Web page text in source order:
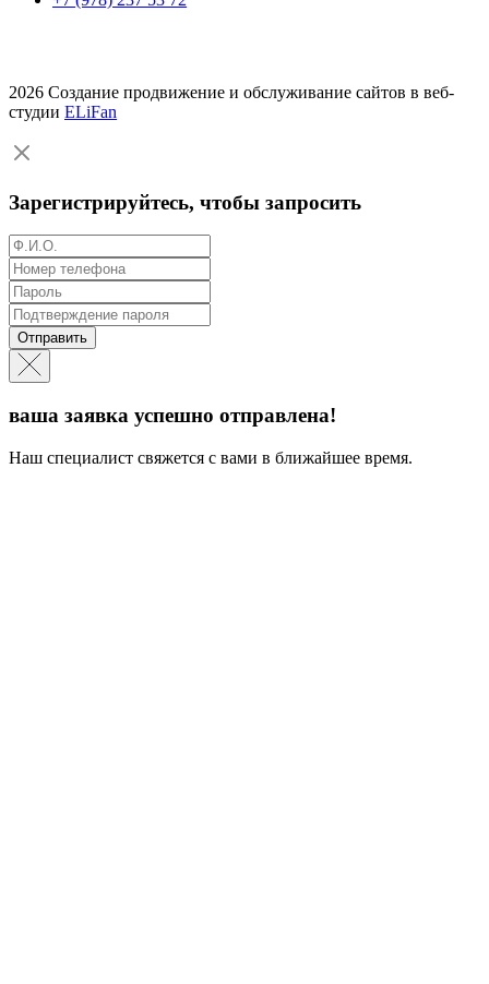
2026 Создание продвижение и обслуживание сайтов в веб-
студии ELiFan
Зарегистрируйтесь, чтобы запросить
Отправить
ваша заявка успешно отправлена!
Наш специалист свяжется с вами в ближайшее время.